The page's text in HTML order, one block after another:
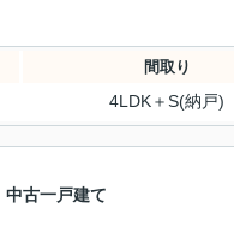
間取り
4LDK＋S(納戸)
古一戸建て